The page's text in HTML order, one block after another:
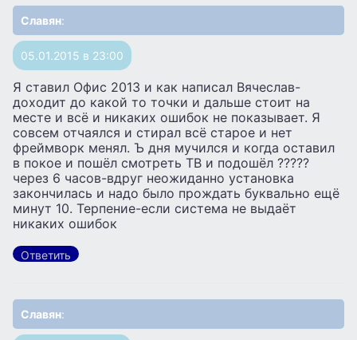
Славян:
05.01.2015 в 23:00
Я ставил Офис 2013 и как написал Вячеслав-
доходит до какой то точки и дальше стоит на
месте и всё и никаких ошибок не показывает. Я
совсем отчаялся и стирал всё старое и нет
фреймворк менял. Ъ дня мучился и когда оставил
в покое и пошёл смотреть ТВ и подошёл ?????
через 6 часов-вдруг неожиданно установка
закончилась и надо было прождать буквально ещё
минут 10. Терпение-если система не выдаёт
никаких ошибок
Ответить
Славян: